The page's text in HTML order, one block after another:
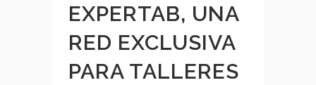
EXPERTAB, UNA
RED EXCLUSIVA
PARA TALLERES